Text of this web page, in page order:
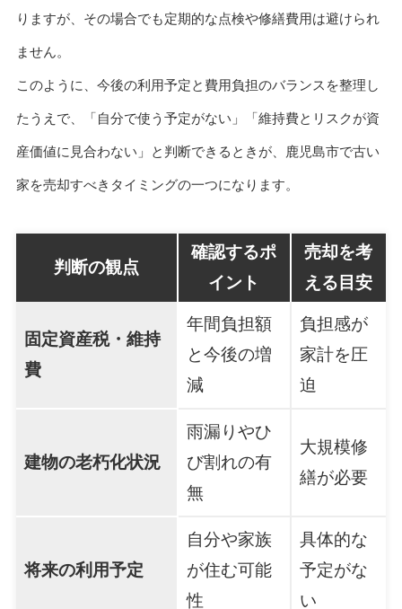
りますが、その場合でも定期的な点検や修繕費用は避けられ
ません。
このように、今後の利用予定と費用負担のバランスを整理し
たうえで、「自分で使う予定がない」「維持費とリスクが資
産価値に見合わない」と判断できるときが、鹿児島市で古い
家を売却すべきタイミングの一つになります。
判断の観点
確認するポ
イント
売却を考
える目安
固定資産税・維持
費
年間負担額
と今後の増
減
負担感が
家計を圧
迫
建物の老朽化状況
雨漏りやひ
び割れの有
無
大規模修
繕が必要
将来の利用予定
自分や家族
が住む可能
性
具体的な
予定がな
い